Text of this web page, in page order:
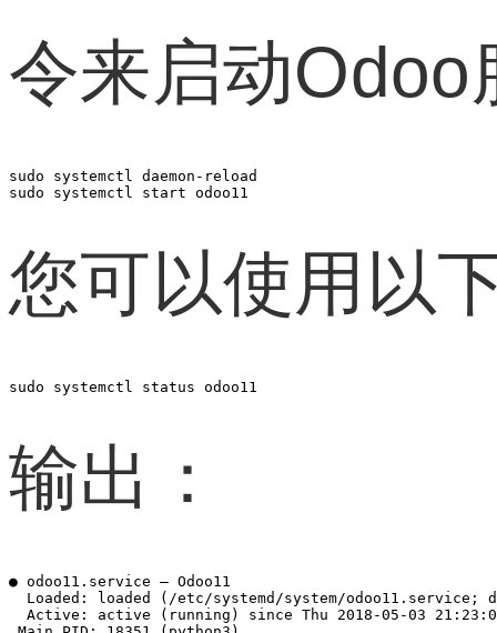
令来启动Odoo
sudo systemctl daemon-reload
sudo systemctl start odoo11
您可以使用以
sudo systemctl status odoo11
输出：
● odoo11.service – Odoo11
Loaded: loaded (/etc/systemd/system/odoo11.service;
Active: active (running) since Thu 2018-05-03